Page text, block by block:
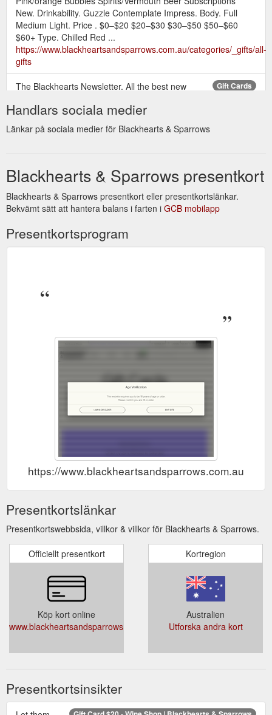
New. Drinkability. Guzzle Contemplate Impress. Body. Full
Medium Light. Price . $0–$20 $20–$30 $30–$50 $50–$60
$60+ Type. Chilled Red ...
https://www.blackheartsandsparrows.com.au/categories/_gifts/all-
gifts
Gift Cards
The Blackhearts Newsletter. All the best new
https://www.blackheartsandsparrows.com.au/categories/
Handlars sociala medier
Länkar på sociala medier för Blackhearts & Sparrows
Blackhearts & Sparrows presentkort
Blackhearts & Sparrows presentkort eller presentkortslänkar.
Bekvämt sätt att hantera balans i farten i GCB mobilapp
Presentkortsprogram
https://www.blackheartsandsparrows.com.au/
Presentkortslänkar
Presentkortswebbsida, villkor & villkor för Blackhearts & Sparrows.
Officiellt presentkort
Köp kort online
www.blackheartsandsparrows.com.au/categories//_home/giftcards
Kortregion
Australien
Utforska andra kort
Presentkortsinsikter